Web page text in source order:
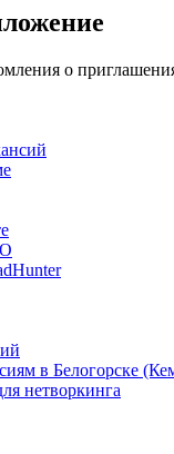
о
в Белогорске
нетворкинга